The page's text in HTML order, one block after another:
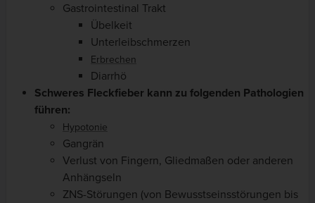
Gastrointestinal Trakt
Übelkeit
Unterleibschmerzen
Erbrechen
Diarrhö
Schweres Fleckfieber kann zu folgenden Pathologien
führen:
Hypotonie
Gangrän
Verlust von Fingern, Gliedmaßen oder anderen
Anhängseln
ZNS-Störungen (von Bewusstseinsstörungen bis